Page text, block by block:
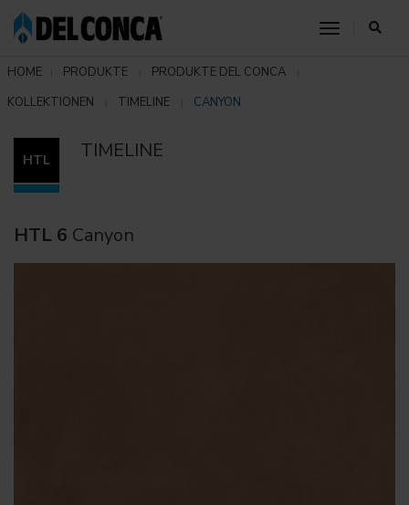
toggle
HOME PRODUKTE
PRODUKTE DEL CONCA
KOLLEKTIONEN
TIMELINE CANYON
HTL TIMELINE
HTL 6 Canyon